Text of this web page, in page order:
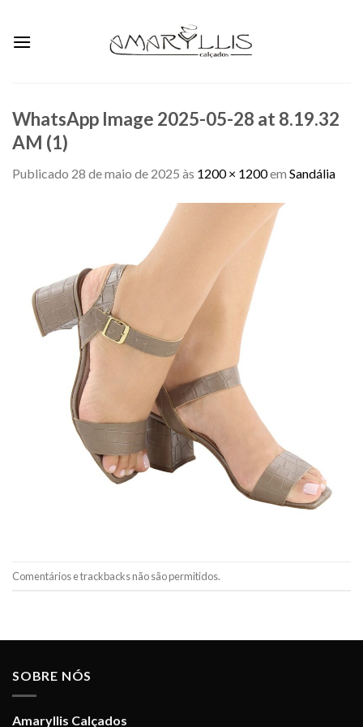
content
WhatsApp Image 2025-05-28 at 8.19.32
AM (1)
Publicado 28 de maio de 2025 às 1200 × 1200em Sandália
Comentários e trackbacks não são permitidos.
SOBRE NÓS
Amaryllis Calçados